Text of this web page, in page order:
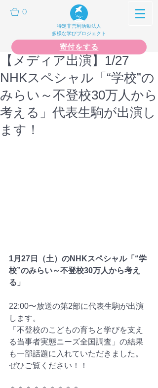
0
特定非営利活動法人
多様な学びプロジェクト
寄付をする
【メディア出演】1/27
NHKスペシャル「“学校”の
みらい～不登校30万人から
考える」代表生駒が出演し
ます！
1月27日（土）のNHKスペシャル「“学
校”のみらい～不登校30万人から考え
る」
22:00〜放送の第2部に代表生駒が出演
します。
「不登校のこどもの育ちと学びを支え
る当事者実態ニーズ全国調査」の結果
も一部話題に入れていただきました。
ぜひご覧ください！！